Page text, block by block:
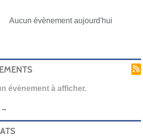
Aucun évènement aujourd'hui
évènement à afficher.